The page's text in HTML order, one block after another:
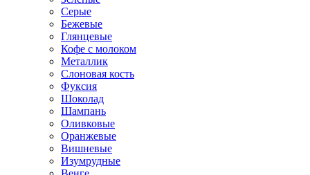
Серые
Бежевые
Глянцевые
Кофе с молоком
Металлик
Слоновая кость
Фуксия
Шоколад
Шампань
Оливковые
Оранжевые
Вишневые
Изумрудные